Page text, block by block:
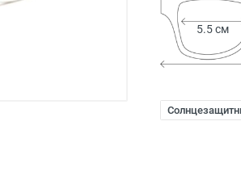
5.5 см